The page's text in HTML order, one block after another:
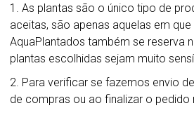
1. As plantas são o único tipo de
aceitas, são apenas aquelas em
AquaPlantados também se reserva
plantas escolhidas sejam muito
2. Para verificar se fazemos envio
de compras ou ao finalizar o pedido